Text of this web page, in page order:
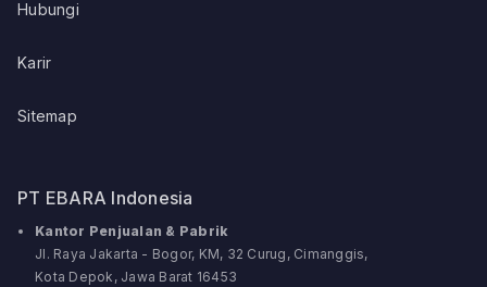
Hubungi
Karir
Sitemap
PT EBARA Indonesia
Kantor Penjualan & Pabrik
Jl. Raya Jakarta - Bogor, KM, 32 Curug, Cimanggis,
Kota Depok, Jawa Barat 16453